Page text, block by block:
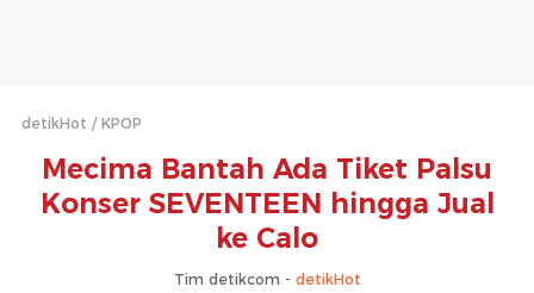
detikHot KPOP
Mecima Bantah Ada Tiket Palsu
Konser SEVENTEEN hingga Jual
ke Calo
Tim detikcom - detikHot